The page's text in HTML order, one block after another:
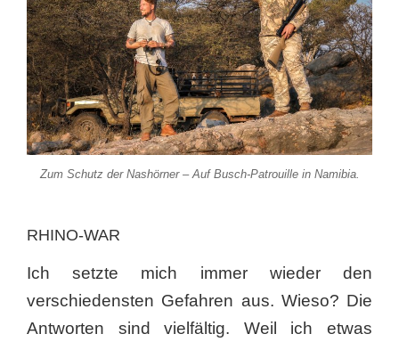
Zum Schutz der Nashörner – Auf Busch-Patrouille in Namibia.
RHINO-WAR
Ich setzte mich immer wieder den
verschiedensten Gefahren aus. Wieso? Die
Antworten sind vielfältig. Weil ich etwas